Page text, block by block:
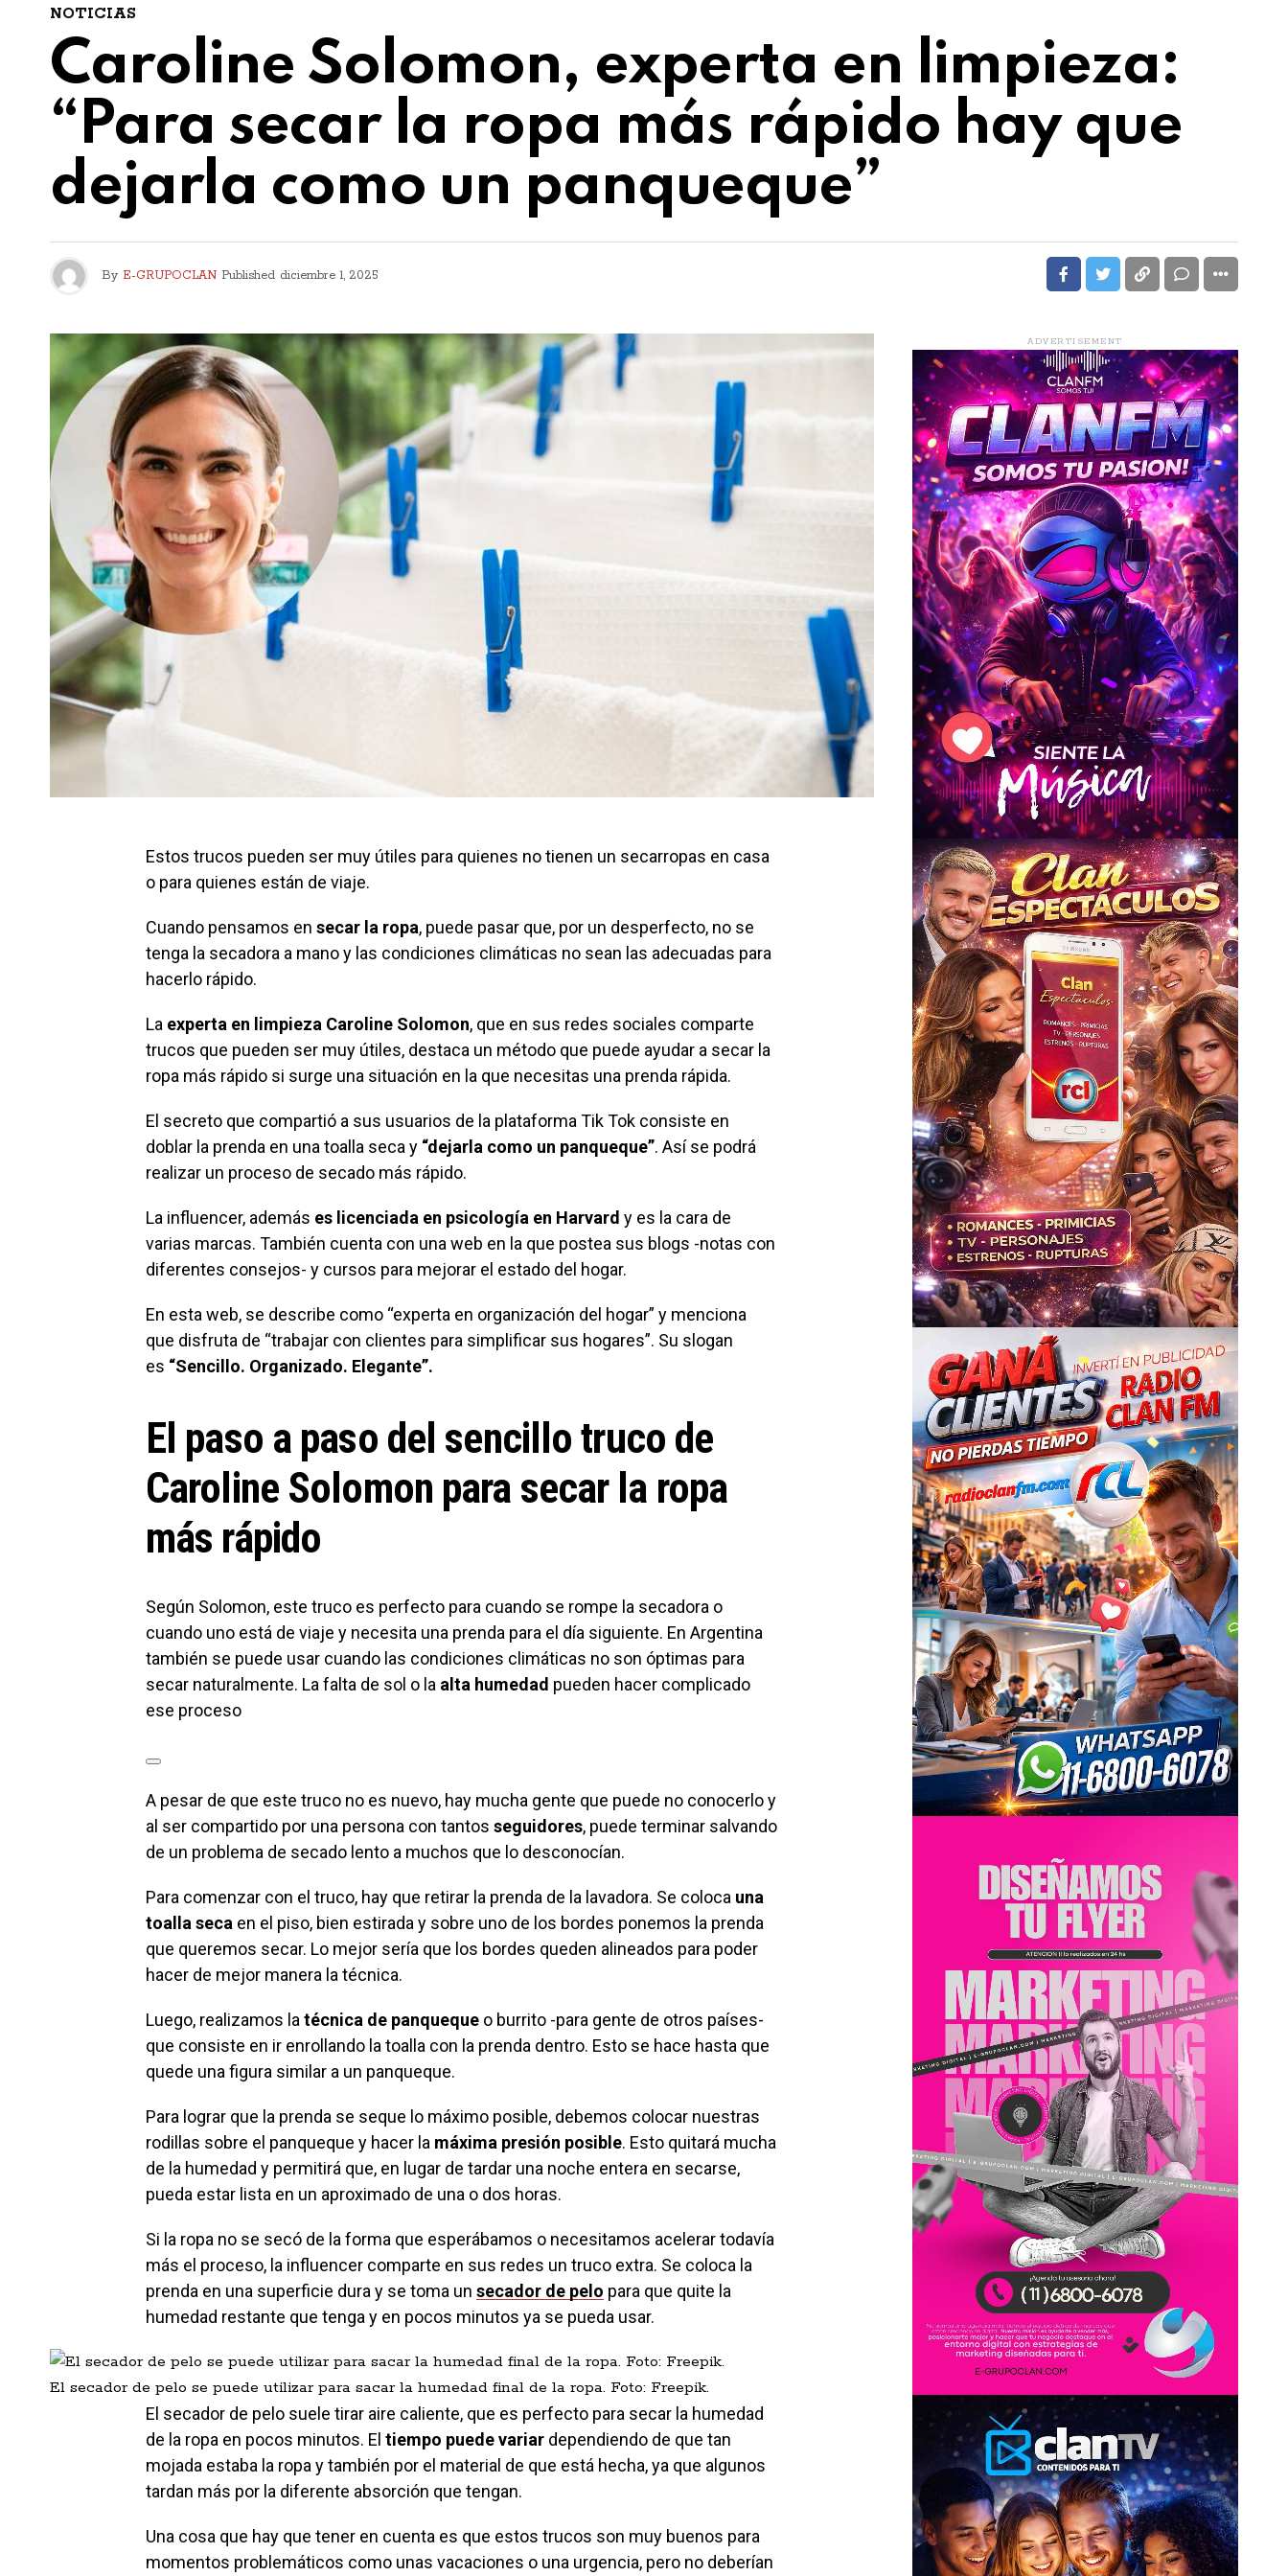
NOTICIAS
Caroline Solomon, experta en limpieza:
“Para secar la ropa más rápido hay que
dejarla como un panqueque”
By E-GRUPOCLAN Published diciembre 1, 2025
Estos trucos pueden ser muy útiles para quienes no tienen un secarropas en casa
o para quienes están de viaje.
Cuando pensamos en secar la ropa, puede pasar que, por un desperfecto, no se
tenga la secadora a mano y las condiciones climáticas no sean las adecuadas para
hacerlo rápido.
La experta en limpieza Caroline Solomon, que en sus redes sociales comparte
trucos que pueden ser muy útiles, destaca un método que puede ayudar a secar la
ropa más rápido si surge una situación en la que necesitas una prenda rápida.
El secreto que compartió a sus usuarios de la plataforma Tik Tok consiste en
doblar la prenda en una toalla seca y “dejarla como un panqueque”. Así se podrá
realizar un proceso de secado más rápido.
La influencer, además es licenciada en psicología en Harvard y es la cara de
varias marcas. También cuenta con una web en la que postea sus blogs -notas con
diferentes consejos- y cursos para mejorar el estado del hogar.
En esta web, se describe como “experta en organización del hogar” y menciona
que disfruta de “trabajar con clientes para simplificar sus hogares”. Su slogan
es “Sencillo. Organizado. Elegante”.
El paso a paso del sencillo truco de
Caroline Solomon para secar la ropa
más rápido
Según Solomon, este truco es perfecto para cuando se rompe la secadora o
cuando uno está de viaje y necesita una prenda para el día siguiente. En Argentina
también se puede usar cuando las condiciones climáticas no son óptimas para
secar naturalmente. La falta de sol o la alta humedad pueden hacer complicado
ese proceso
A pesar de que este truco no es nuevo, hay mucha gente que puede no conocerlo y
al ser compartido por una persona con tantos seguidores, puede terminar salvando
de un problema de secado lento a muchos que lo desconocían.
Para comenzar con el truco, hay que retirar la prenda de la lavadora. Se coloca una
toalla seca en el piso, bien estirada y sobre uno de los bordes ponemos la prenda
que queremos secar. Lo mejor sería que los bordes queden alineados para poder
hacer de mejor manera la técnica.
Luego, realizamos la técnica de panqueque o burrito -para gente de otros países-
que consiste en ir enrollando la toalla con la prenda dentro. Esto se hace hasta que
quede una figura similar a un panqueque.
Para lograr que la prenda se seque lo máximo posible, debemos colocar nuestras
rodillas sobre el panqueque y hacer la máxima presión posible. Esto quitará mucha
de la humedad y permitirá que, en lugar de tardar una noche entera en secarse,
pueda estar lista en un aproximado de una o dos horas.
Si la ropa no se secó de la forma que esperábamos o necesitamos acelerar todavía
más el proceso, la influencer comparte en sus redes un truco extra. Se coloca la
prenda en una superficie dura y se toma un secador de pelo para que quite la
humedad restante que tenga y en pocos minutos ya se pueda usar.
El secador de pelo se puede utilizar para sacar la humedad final de la ropa. Foto: Freepik.
El secador de pelo suele tirar aire caliente, que es perfecto para secar la humedad
de la ropa en pocos minutos. El tiempo puede variar dependiendo de que tan
mojada estaba la ropa y también por el material de que está hecha, ya que algunos
tardan más por la diferente absorción que tengan.
Una cosa que hay que tener en cuenta es que estos trucos son muy buenos para
momentos problemáticos como unas vacaciones o una urgencia, pero no deberían
ADVERTISEMENT